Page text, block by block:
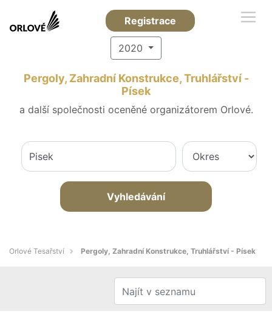
Registrace
2020
Pergoly, Zahradní Konstrukce, Truhlářství -
Písek
a další společnosti oceněné organizátorem Orlové.
Vyhledávání
Orlové Tesařství Pergoly, Zahradní Konstrukce, Truhlářství - Písek